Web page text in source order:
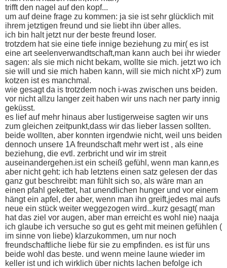
trifft den nagel auf den kopf...
um auf deine frage zu kommen: ja sie ist sehr glücklich mit
ihrem jetztigen freund und sie liebt ihn über alles.
ich bin halt jetzt nur der beste freund loser.
trotzdem hat sie eine tiefe innige beziehung zu mir( es ist
eine art seelenverwandtschaft,man kann auch bei ihr wieder
sagen: als sie mich nicht bekam, wollte sie mich. jetzt wo ich
sie will und sie mich haben kann, will sie mich nicht xP) zum
kotzen ist es manchmal.
wie gesagt da is trotzdem noch i-was zwischen uns beiden.
vor nicht allzu langer zeit haben wir uns nach ner party innig
geküsst.
es lief auf mehr hinaus aber lustigerweise sagten wir uns
zum gleichen zeitpunkt,dass wir das lieber lassen sollten.
beide wollten, aber konnten irgendwie nicht, weil uns beiden
dennoch unsere 1A freundschaft mehr wert ist , als eine
beziehung, die evtl. zerbricht und wir im streit
auseinandergehen.ist ein scheiß gefühl, wenn man kann,es
aber nicht geht: ich hab letztens einen satz gelesen der das
ganz gut beschreibt: man fühlt sich so, als wäre man an
einen pfahl gekettet, hat unendlichen hunger und vor einem
hängt ein apfel, der aber, wenn man ihn greift,jedes mal aufs
neue ein stück weiter weggezogen wird...kurz gesagt( man
hat das ziel vor augen, aber man erreicht es wohl nie) naaja
ich glaube ich versuche so gut es geht mit meinen gefühlen (
im sinne von liebe) klarzukommen, um nur noch
freundschaftliche liebe für sie zu empfinden. es ist für uns
beide wohl das beste. und wenn meine laune wieder im
keller ist und ich wirklich über nichts lachen befolge ich